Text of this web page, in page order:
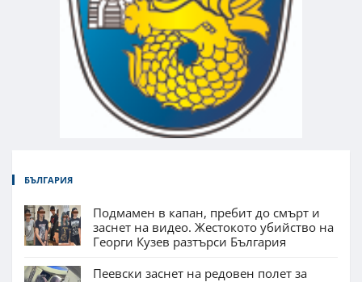
БЪЛГАРИЯ
Подмамен в капан, пребит до смърт и
заснет на видео. Жестокото убийство на
Георги Кузев разтърси България
Пеевски заснет на редовен полет за